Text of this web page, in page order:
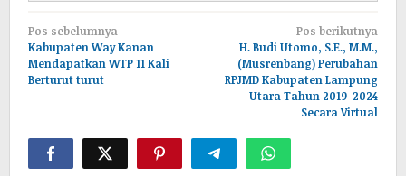
Navigasi
pos
Pos sebelumnya
Kabupaten Way Kanan
Mendapatkan WTP 11 Kali
Berturut turut
Pos berikutnya
H. Budi Utomo, S.E., M.M.,
(Musrenbang) Perubahan
RPJMD Kabupaten Lampung
Utara Tahun 2019-2024
Secara Virtual